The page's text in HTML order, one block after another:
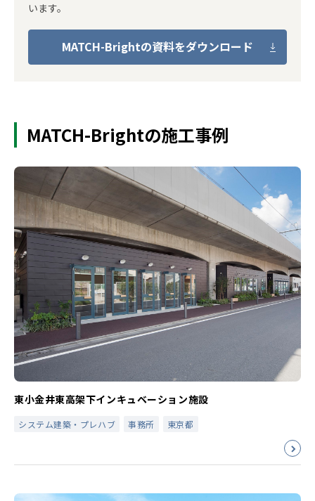
います。
MATCH-Brightの資料をダウンロード
MATCH-Brightの施工事例
東小金井東高架下インキュベーション施設
システム建築・プレハブ 事務所 東京都